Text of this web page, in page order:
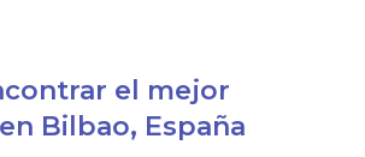
el mejor
Bilbao, España